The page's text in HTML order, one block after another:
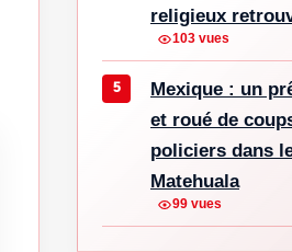
religieux
103 vues
Mexique : un
et roué de
policiers dans
Matehuala
99 vues